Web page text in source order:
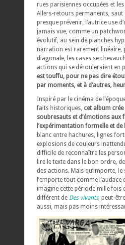
rues parisiennes occupées et
Allers-retours permanents, saut
presque prévenir, l’autrice use
jamais vue, comme un
évolutif, au sein de planches
narration est rarement linéaire,
diagonale, les cases se
actions qui se dérouleraient en
est touffu, pour ne pas dire
par moments, et à d’autres,
Inspiré par le cinéma de
faits historiques, cet album
soubresauts et d’émotions aux
l’expérimentation formelle et de
blanc entre hachures, lignes
explosions de couleurs
difficile de reconnaître les
lire le texte dans le bon ordre,
des actions. Mais qu’importe, le
l’emporte tout comme l’audace
imagine cette période mille fois
différent de Des vivants, peut-
aussi, mais pas moins